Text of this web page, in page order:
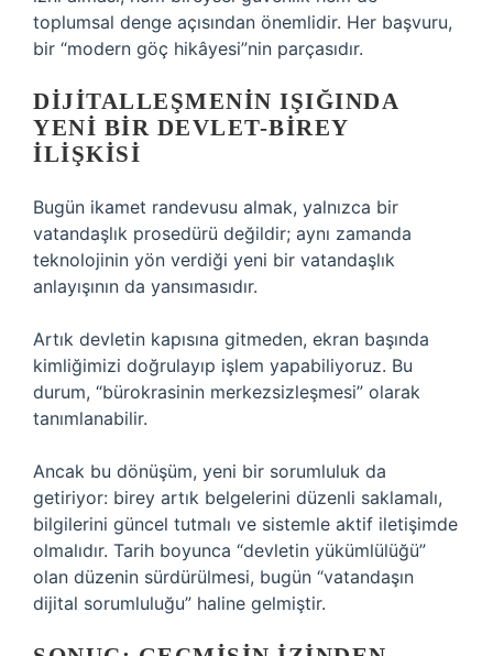
toplumsal denge açısından önemlidir. Her başvuru,
bir “modern göç hikâyesi”nin parçasıdır.
DIJITALLEŞMENIN IŞIĞINDA
YENI BIR DEVLET-BIREY
İLIŞKISI
Bugün ikamet randevusu almak, yalnızca bir
vatandaşlık prosedürü değildir; aynı zamanda
teknolojinin yön verdiği yeni bir vatandaşlık
anlayışının da yansımasıdır.
Artık devletin kapısına gitmeden, ekran başında
kimliğimizi doğrulayıp işlem yapabiliyoruz. Bu
durum, “bürokrasinin merkezsizleşmesi” olarak
tanımlanabilir.
Ancak bu dönüşüm, yeni bir sorumluluk da
getiriyor: birey artık belgelerini düzenli saklamalı,
bilgilerini güncel tutmalı ve sistemle aktif iletişimde
olmalıdır. Tarih boyunca “devletin yükümlülüğü”
olan düzenin sürdürülmesi, bugün “vatandaşın
dijital sorumluluğu” haline gelmiştir.